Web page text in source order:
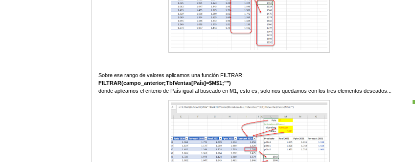
Sobre ese rango de valores aplicamos una función FILTRAR:
FILTRAR(campo_anterior;TblVentas[País]=$M$1;"")
donde aplicamos el criterio de País igual al buscado en M1, esto es, solo nos quedamos con los tres elementos deseados...